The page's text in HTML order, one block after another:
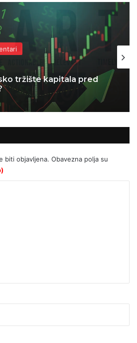
Što su i kako ih
biti objavljena. Obavezna polja su